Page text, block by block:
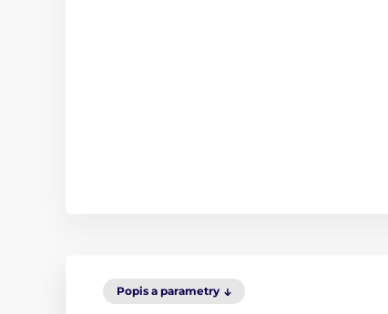
Popis a parametry